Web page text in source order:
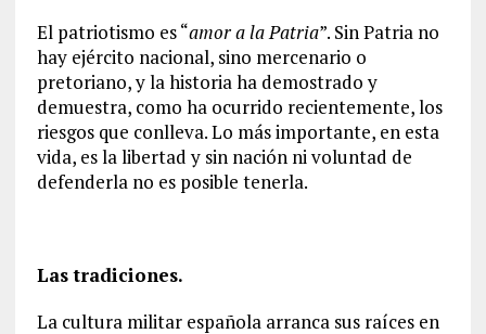
El patriotismo es “amor a la Patria”. Sin Patria no
hay ejército nacional, sino mercenario o
pretoriano, y la historia ha demostrado y
demuestra, como ha ocurrido recientemente, los
riesgos que conlleva. Lo más importante, en esta
vida, es la libertad y sin nación ni voluntad de
defenderla no es posible tenerla.
Las tradiciones.
La cultura militar española arranca sus raíces en